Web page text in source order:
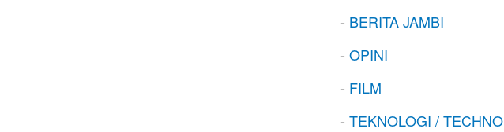
- BERITA JAMBI
-OPINI
- FILM
-TEKNOLOGI / TECHNO